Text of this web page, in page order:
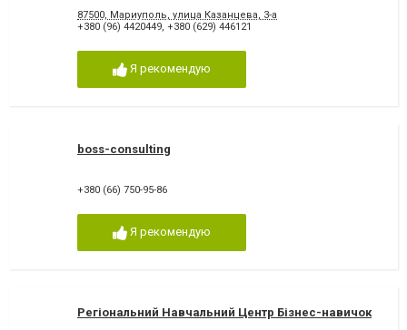
87500, Мариуполь, улица Казанцева, 3-а
+380 (96) 4420449, +380 (629) 446121
Я рекомендую
boss-consulting
+380 (66) 750-95-86
Я рекомендую
Регіональний Навчальний Центр Бізнес-навичок